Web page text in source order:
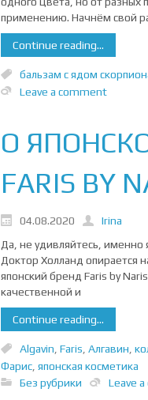
применению. Начнём свой
Continue reading...
бальзам с ядом
Leave a comment
О
FARIS BY
04.08.2020
Irina
Да, не удивляйтесь, именно
Доктор Холланд опирается
японский бренд Faris by
качественной и
Continue reading...
Algavin Faris Алгавин
Фарис, японская косметика
Без рубрики
Leave